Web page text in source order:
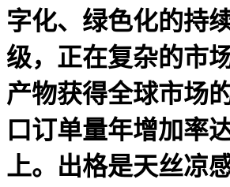
字化、绿色化的持
级，正在复杂的市
产物获得全球市场
口订单量年增加率
上。出格是天丝凉